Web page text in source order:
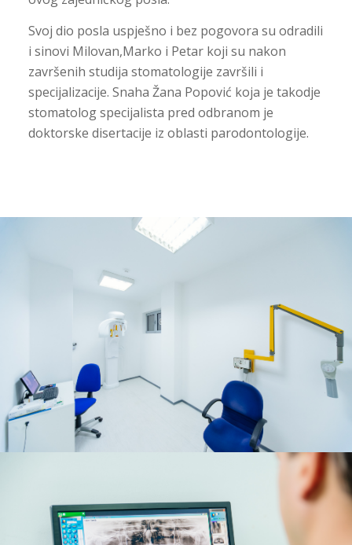
Svoj dio posla uspješno i bez pogovora su odradili
i sinovi Milovan,Marko i Petar koji su nakon
završenih studija stomatologije završili i
specijalizacije. Snaha Žana Popović koja je takodje
stomatolog specijalista pred odbranom je
doktorske disertacije iz oblasti parodontologije.